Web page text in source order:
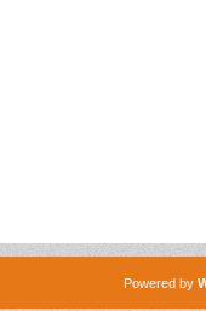
Powered by